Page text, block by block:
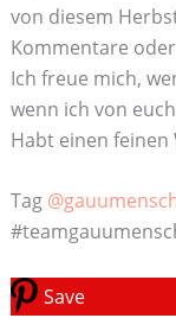
von diesem
Kommentare
Ich freue mich,
wenn ich von
Habt einen
Tag
Save